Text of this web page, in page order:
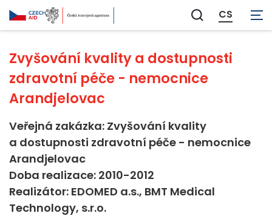
Zobrazit
vyhledávání
CS
Zdravotnictví
Zvyšování kvality a dostupnosti
zdravotní péče - nemocnice
Arandjelovac
Veřejná zakázka: Zvyšování kvality
a dostupnosti zdravotní péče - nemocnice
Arandjelovac
Doba realizace: 2010-2012
Realizátor: EDOMED a.s., BMT Medical
Technology, s.r.o.